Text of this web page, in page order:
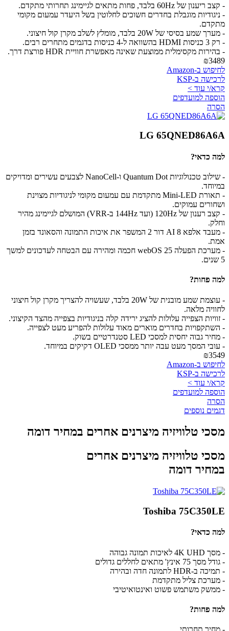
- קצב ריענון של 60Hz בלבד, פחות מתאים לגיימינג תחרותי מתקדם.
- ניגודיות מוגבלת בחדרים חשוכים לחלוטין בשל היעדר עמעום מקומי
מתקדם.
- מערך שמע בסיסי של 20W בלבד, מומלץ לשלב מקרן קול חיצוני.
- רק 3 כניסות HDMI בהשוואה ל-4 כניסות בדגמים מתחרים רבים.
- בהירות מקסימלית ממוצעת שאינה מאפשרת חוויית HDR פורצת דרך.
₪3489
לחיפוש ב-Amazon
לרכישה ב-KSP
קרא/י עוד >
הוספה למועדפים
הסרה
LG 65QNED86A6A
למה כדאי?
- שילוב טכנולוגיות Quantum Dot ו-NanoCell לצבעים עשירים ומדויקים
במיוחד.
- תאורת Mini-LED מתקדמת עם עמעום מקומי לניגודיות מצוינת
ושחורים עמוקים.
- קצב רענון של 120Hz (ועד 144Hz ב-VRR) המושלם לגיימינג מהיר
וחלק.
- מעבד אלפא 8 AI דור 2 המשפר את איכות התמונה והסאונד בזמן
אמת.
- מערכת הפעלה webOS 25 חכמה ומהירה עם הבטחה לעדכונים למשך
5 שנים.
למה פחות?
- עוצמת שמע מובנית של 20W בלבד, שעשויה להצריך מקרן קול חיצוני
לחוויה מלאה.
- זוויות הצפייה עלולות להציג ירידה קלה בניגודיות בצפייה מהצד הקיצוני.
- השתקפויות בחדרים מוארים מאוד עלולות להפריע מעט לצפייה.
- מחיר גבוה יחסית למסכי LED סטנדרטיים בשוק.
- עובי המסך מעט עבה יותר ממסכי OLED דקיקים במיוחד.
₪3549
לחיפוש ב-Amazon
לרכישה ב-KSP
קרא/י עוד >
הוספה למועדפים
הסרה
דגמים נוספים
מסכי טלוויזיה מיצרנים אחרים במחיר דומה
מסכי טלוויזיה מיצרנים אחרים
במחיר דומה
Toshiba 75C350LE
למה כדאי?
- מסך 4K UHD לאיכות תמונה גבוהה
- גודל מסך 75 אינץ' מתאים לחללים גדולים
- תמיכה ב-HDR לתמונה חדה ובהירה
- מערכת צליל מתקדמת
- ממשק משתמש פשוט ואינטואיטיבי
למה פחות?
- מחיר תחרותי